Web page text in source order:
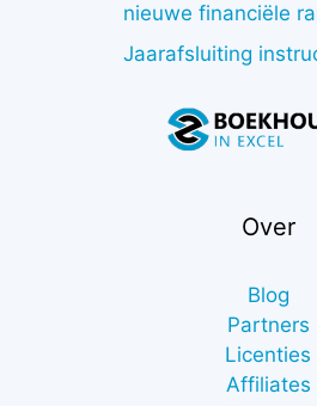
nieuwe financiële
Jaarafsluiting
Over
Blog
Partners
Licenties
Affiliates